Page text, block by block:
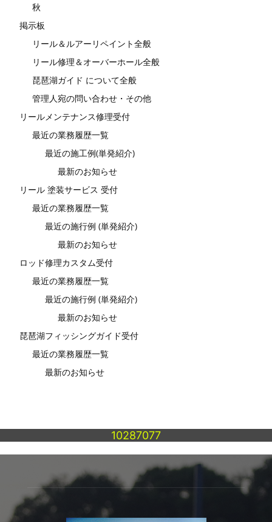
秋
掲示板
リール＆ルアーリペイント全般
リール修理＆オーバーホール全般
琵琶湖ガイド について全般
管理人宛の問い合わせ・その他
リールメンテナンス修理受付
最近の業務履歴一覧
最近の施工例(単発紹介)
最新のお知らせ
リール 塗装サービス 受付
最近の業務履歴一覧
最近の施行例 (単発紹介)
最新のお知らせ
ロッド修理カスタム受付
最近の業務履歴一覧
最近の施行例 (単発紹介)
最新のお知らせ
琵琶湖フィッシングガイド受付
最近の業務履歴一覧
最新のお知らせ
10287077